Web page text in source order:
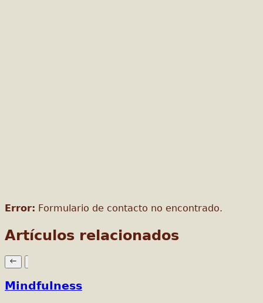
Error: Formulario de contacto no encontrado.
Artículos relacionados
Mindfulness